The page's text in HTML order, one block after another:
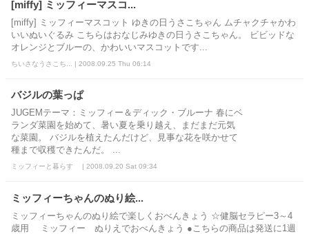
[miffy] ミッフィーマスコ...
[miffy] ミッフィーマスコット ゆきの日うさこちゃん ムチャクチャかわ
いいぬいぐるみ こちらはおなじみゆきの日うさこちゃん。 ビビッドな
オレンジとブルーの、かわいいマスコットです...
ちいさなうさこち... | 2008.09.25 Thu 06:14
バジルの葉っぱ
JUGEMテーマ：ミッフィー＆ディック・ブルーナ 春にベ
ランダ菜園を始めて、暑い夏を乗り越え、まだまだ元気
な菜園。 バジルを植えたんだけど、見事な花を咲かせて
種まで収穫できたんだ。 ...
ミッフィーと暮らす | 2008.09.20 Sat 09:34
ミッフィーちゃんのぬり絵...
ミッフィーちゃんのぬり絵で楽しくおべんきょう ☆健脳セラピー3～4
歳用 ミッフィー ぬりえでおべんきょう ●こちらの商品は発送に1週